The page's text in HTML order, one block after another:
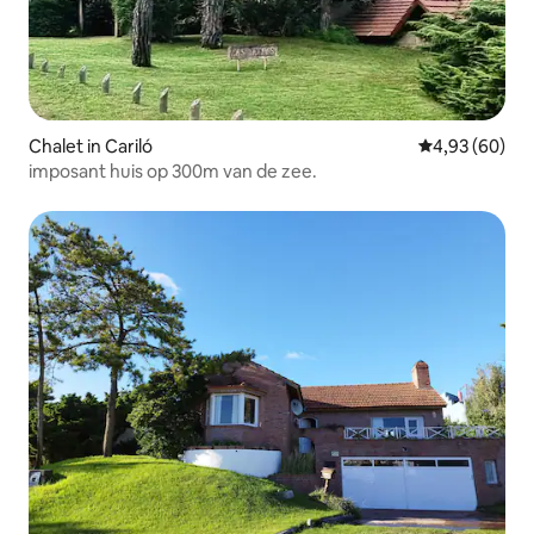
Chalet in Cariló Gemiddelde
4,93 (60)
imposant huis op 300m van de zee.